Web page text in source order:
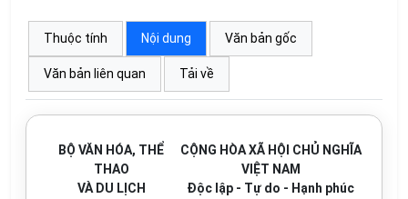
Thuộc tính Nội dung Văn bản gốc
Văn bản liên quan Tải về
BỘ VĂN HÓA, THỂ
THAO
VÀ DU LỊCH
CỘNG HÒA XÃ HỘI CHỦ NGHĨA
VIỆT NAM
Độc lập - Tự do - Hạnh phúc